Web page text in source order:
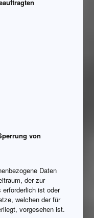
von
Daten
der zur
erforderlich ist oder
welchen der für
vorgesehen ist.